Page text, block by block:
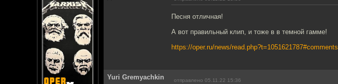
Песня отличная!
А вот правильный клип, и тоже в в темной гамме!
https://oper.ru/news/read.php?t=1051621787#comments
Yuri Gremyachkin отправлено 05.11.22 15:36